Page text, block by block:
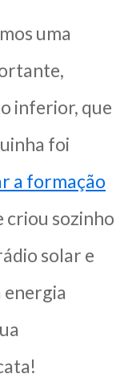
uma
inferior, que
foi
a formação
criou sozinho
solar e
energia